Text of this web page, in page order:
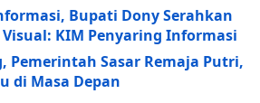
Bupati Dony Serahkan
KIM Penyaring Informasi
Pemerintah Sasar Remaja Putri,
di Masa Depan